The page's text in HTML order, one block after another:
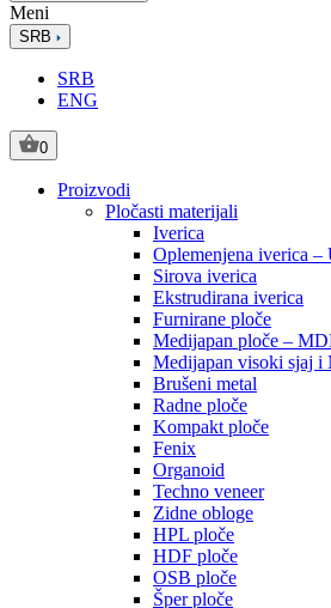
Meni
SRB
SRB
ENG
0
Proizvodi
Pločasti materijali
Iverica
Oplemenjena iverica –
Sirova iverica
Ekstrudirana iverica
Furnirane ploče
Medijapan ploče –
Medijapan visoki sjaj i
Brušeni metal
Radne ploče
Kompakt ploče
Fenix
Organoid
Techno veneer
Zidne obloge
HPL ploče
HDF ploče
OSB ploče
Šper ploče